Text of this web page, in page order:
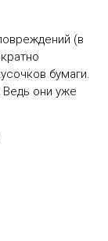
(в
бумаги.
Ведь они уже